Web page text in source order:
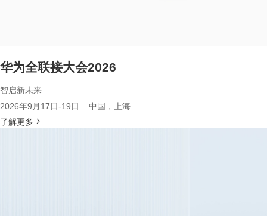
华为全联接大会2026
智启新未来
2026年9月17日-19日 中国，上海
了解更多